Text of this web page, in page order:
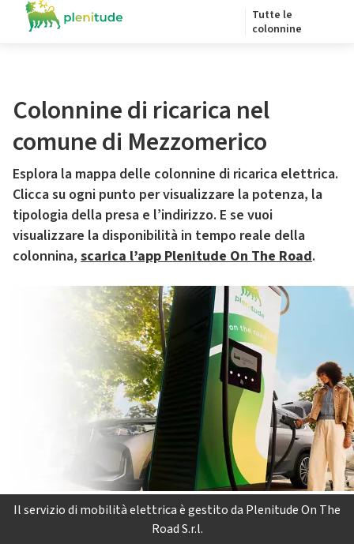
Tutte le
colonnine
Colonnine di ricarica nel
comune di Mezzomerico
Esplora la mappa delle colonnine di ricarica elettrica.
Clicca su ogni punto per visualizzare la potenza, la
tipologia della presa e l’indirizzo. E se vuoi
visualizzare la disponibilità in tempo reale della
colonnina, scarica l’app Plenitude On The Road.
Il servizio di mobilità elettrica è gestito da Plenitude On The
Road S.r.l.